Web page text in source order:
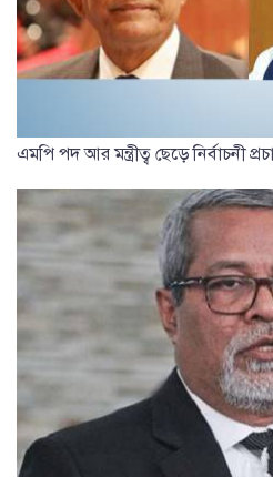
এমপি পদ আর মন্ত্রীত্ব ছেড়ে নির্বাচনী